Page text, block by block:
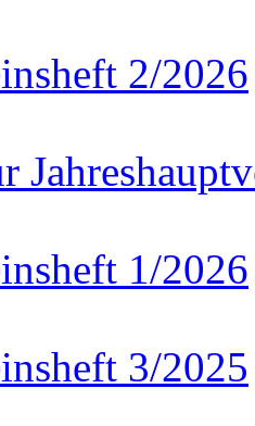
2/2026
1/2026
3/2025